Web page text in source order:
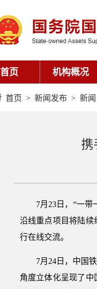
首页 机构概况
首页 > 新闻发布 > 新闻
携
7月23日，“一
沿线重点项目将陆
行在线交流。
7月24日，中国
角度立体化呈现了